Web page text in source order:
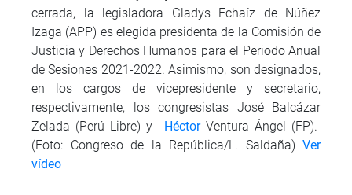
cerrada, la legisladora Gladys Echaíz de Núñez
Izaga (APP) es elegida presidenta de la Comisión de
Justicia y Derechos Humanos para el Periodo Anual
de Sesiones 2021-2022. Asimismo, son designados,
en los cargos de vicepresidente y secretario,
respectivamente, los congresistas José Balcázar
Zelada (Perú Libre) y
Héctor Ventura Ángel (FP).
(Foto: Congreso de la República/L. Saldaña) Ver
vídeo